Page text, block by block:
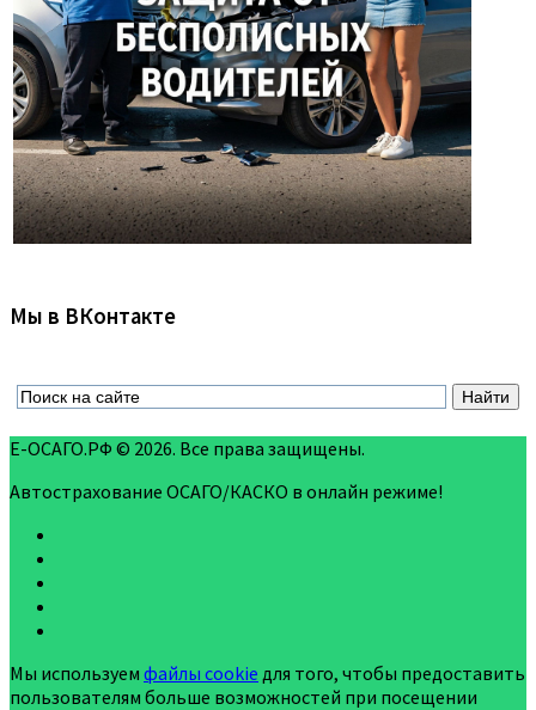
Мы в ВКонтакте
Е-ОСАГО.РФ © 2026. Все права защищены.
Автострахование ОСАГО/КАСКО в онлайн режиме!
Мы используем файлы cookie для того, чтобы предоставить
пользователям больше возможностей при посещении